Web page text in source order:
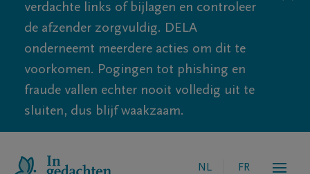
verdachte links of bijlagen en controleer
de afzender zorgvuldig. DELA
onderneemt meerdere acties om dit te
voorkomen. Pogingen tot phishing en
fraude vallen echter nooit volledig uit te
sluiten, dus blijf waakzaam.
NL FR